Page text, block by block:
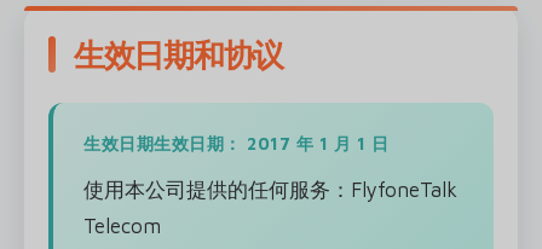
生效日期和协议
生效日期生效日期： 2017 年 1 月 1 日
使用本公司提供的任何服务：FlyfoneTalk
Telecom